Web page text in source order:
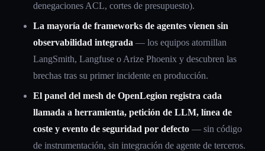
denegaciones ACL, cortes de presupuesto).
La mayoría de frameworks de agentes vienen sin
observabilidad integrada — los equipos atornillan
LangSmith, Langfuse o Arize Phoenix y descubren las
brechas tras su primer incidente en producción.
El panel del mesh de OpenLegion registra cada
llamada a herramienta, petición de LLM, línea de
coste y evento de seguridad por defecto — sin código
de instrumentación, sin integración de agente de terceros.